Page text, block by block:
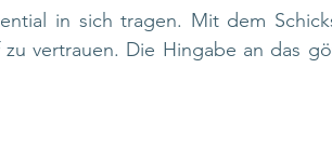
in sich tragen. Mit dem
vertrauen. Die Hingabe an das